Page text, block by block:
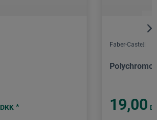
DKK *
Faber-Castell
19,00